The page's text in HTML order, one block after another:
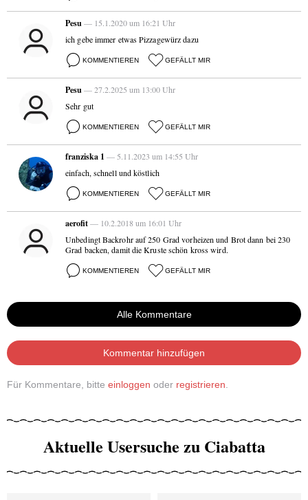
Pesu— 15.1.2020 um 16:21 Uhr
ich gebe immer etwas Pizzagewürz dazu
KOMMENTIEREN GEFÄLLT MIR
Pesu— 27.2.2025 um 13:00 Uhr
Sehr gut
KOMMENTIEREN GEFÄLLT MIR
franziska 1 — 5.11.2023 um 14:55 Uhr
einfach, schnell und köstlich
KOMMENTIEREN GEFÄLLT MIR
aerofit— 10.2.2018 um 16:01 Uhr
Unbedingt Backrohr auf 250 Grad vorheizen und Brot dann bei 230
Grad backen, damit die Kruste schön kross wird.
KOMMENTIEREN GEFÄLLT MIR
Alle Kommentare
Kommentar hinzufügen
Für Kommentare, bitte einloggen oder registrieren
Aktuelle Usersuche zu Ciabatta